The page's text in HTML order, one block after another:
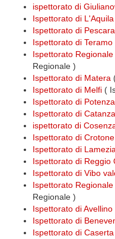
ispettorato di
Ispettorato di L'Aquila
Ispettorato di Pescara
Ispettorato di Teramo
Ispettorato Regionale
Regionale )
Ispettorato di Matera
Ispettorato di Melfi (
Ispettorato di Potenza
Ispettorato di
ispettorato di
Ispettorato di Crotone
Ispettorato di
Ispettorato di Reggio
Ispettorato di Vibo
Ispettorato
Regionale )
Ispettorato di Avellino
Ispettorato di
Ispettorato di Caserta